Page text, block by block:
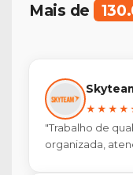
Mais de
"Trabalho de
organizada,